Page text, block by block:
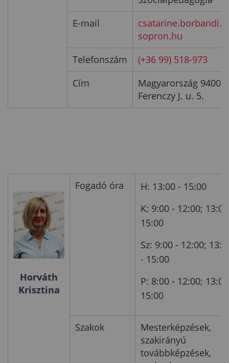
E-mail
sopron.hu
Telefonszám
(+36 99) 518-973
Cím
Magyarország 9400
Ferenczy J. u. 5.
Horváth
Krisztina
Fogadó óra
H: 13:00 - 15:00
K: 9:00 - 12:00;
15:00
Sz: 9:00 - 12:00;
- 15:00
P: 8:00 - 12:00;
15:00
Szakok
Mesterképzések,
szakirányú
továbbképzések,